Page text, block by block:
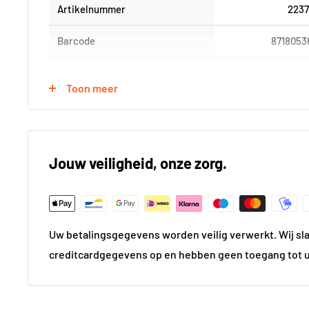
Artikelnummer
Barcode
Product Hoogte (in cm)
Materiaal
Kleur
Toon meer
Jouw veiligheid, onze zorg.
Uw betalingsgegevens worden veilig verwerkt. Wij
creditcardgegevens op en hebben geen toegang tot